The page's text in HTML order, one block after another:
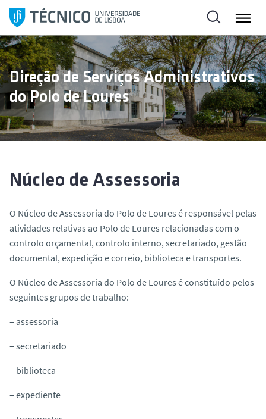
l
t
a
r
p
a
r
a
Direção de Serviços Administrativos
do Polo de Loures
Núcleo de Assessoria
O Núcleo de Assessoria do Polo de Loures é responsável pelas
atividades relativas ao Polo de Loures relacionadas com o
controlo orçamental, controlo interno, secretariado, gestão
documental, expedição e correio, biblioteca e transportes.
O Núcleo de Assessoria do Polo de Loures é constituído pelos
seguintes grupos de trabalho:
– assessoria
– secretariado
– biblioteca
– expediente